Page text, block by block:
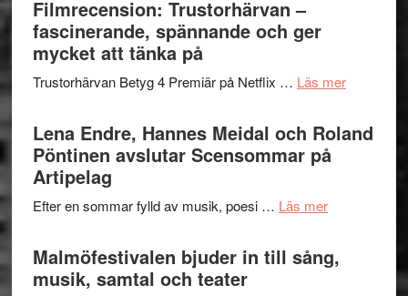
hjärtevarm
–
Delvis
bortom
terräng
Filmrecension: Trustorhärvan –
fascinerande, spännande och ger
mycket att tänka på
Trustorhärvan Betyg 4 Premiär på Netflix … Läs merom
–
Lena Endre, Hannes Meidal och Roland
Pöntinen avslutar Scensommar på
Artipelag
Efter en sommar fylld av musik, poesi … Läs merom
Hannes
Malmöfestivalen bjuder in till sång,
musik, samtal och teater